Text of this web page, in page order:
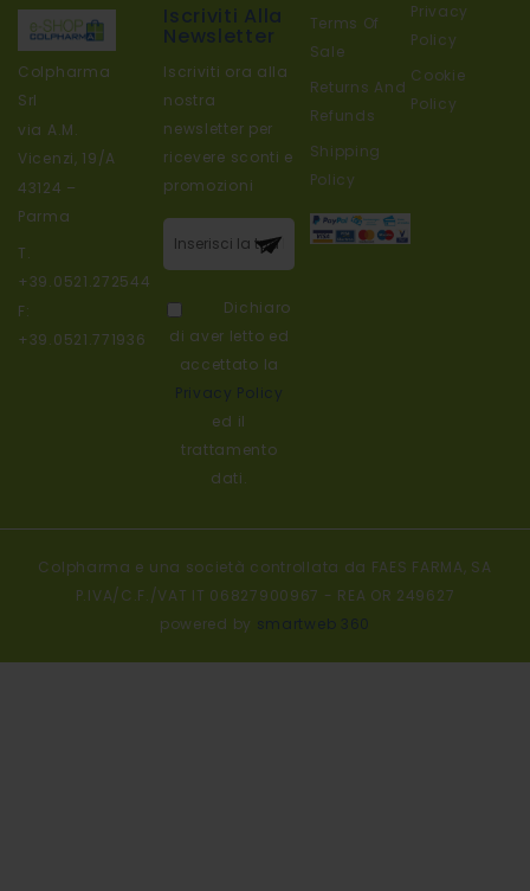
Colpharma
Srl
via A.M.
Vicenzi, 19/A
43124 –
Parma
T.
+39.0521.272544
F:
+39.0521.771936
Iscriviti ora alla
nostra
newsletter per
ricevere sconti e
promozioni
Iscriviti alla
nostra
Dichiaro
di aver letto ed
accettato la
ed il
trattamento
dati.
Terms Of
Sale
Returns And
Refunds
Shipping
Policy
Privacy
Policy
Cookie
Policy
Colpharma e una società controllata da FAES FARMA, SA
P.IVA/C.F./VAT IT 06827900967 - REA OR 249627
powered by